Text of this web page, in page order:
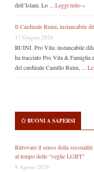
dell’Islam. Lo … Leggi tutto »
Il Cardinale Ruini, instancabile
17 Giugno 2026
RUINI. Pro Vita: instancabile
ha tracciato Pro Vita & Famiglia
del cardinale Camillo Ruini, …
BUONI A SAPERSI
Ritrovare il senso della
al tempo delle “veglie LGBT”
8 Agosto 2026